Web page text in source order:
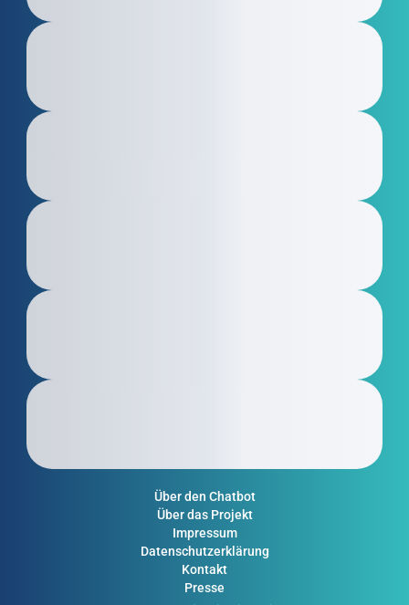
Über den Chatbot
Über das Projekt
Impressum
Datenschutzerklärung
Kontakt
Presse